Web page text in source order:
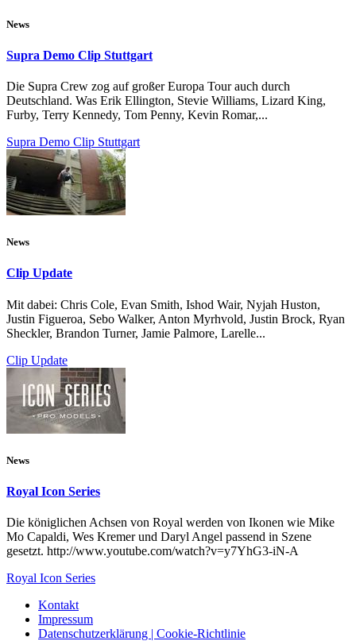
News
Supra Demo Clip Stuttgart
Die Supra Crew zog auf großer Europa Tour auch durch
Deutschland. Was Erik Ellington, Stevie Williams, Lizard King,
Furby, Terry Kennedy, Tom Penny, Kevin Romar,...
Supra Demo Clip Stuttgart
News
Clip Update
Mit dabei: Chris Cole, Evan Smith, Ishod Wair, Nyjah Huston,
Justin Figueroa, Sebo Walker, Anton Myrhvold, Justin Brock, Ryan
Sheckler, Brandon Turner, Jamie Palmore, Larelle...
Clip Update
News
Royal Icon Series
Die königlichen Achsen von Royal werden von Ikonen wie Mike
Mo Capaldi, Wes Kremer und Daryl Angel passend in Szene
gesetzt. http://www.youtube.com/watch?v=y7YhG3-iN-A
Royal Icon Series
Kontakt
Impressum
Datenschutzerklärung | Cookie-Richtlinie